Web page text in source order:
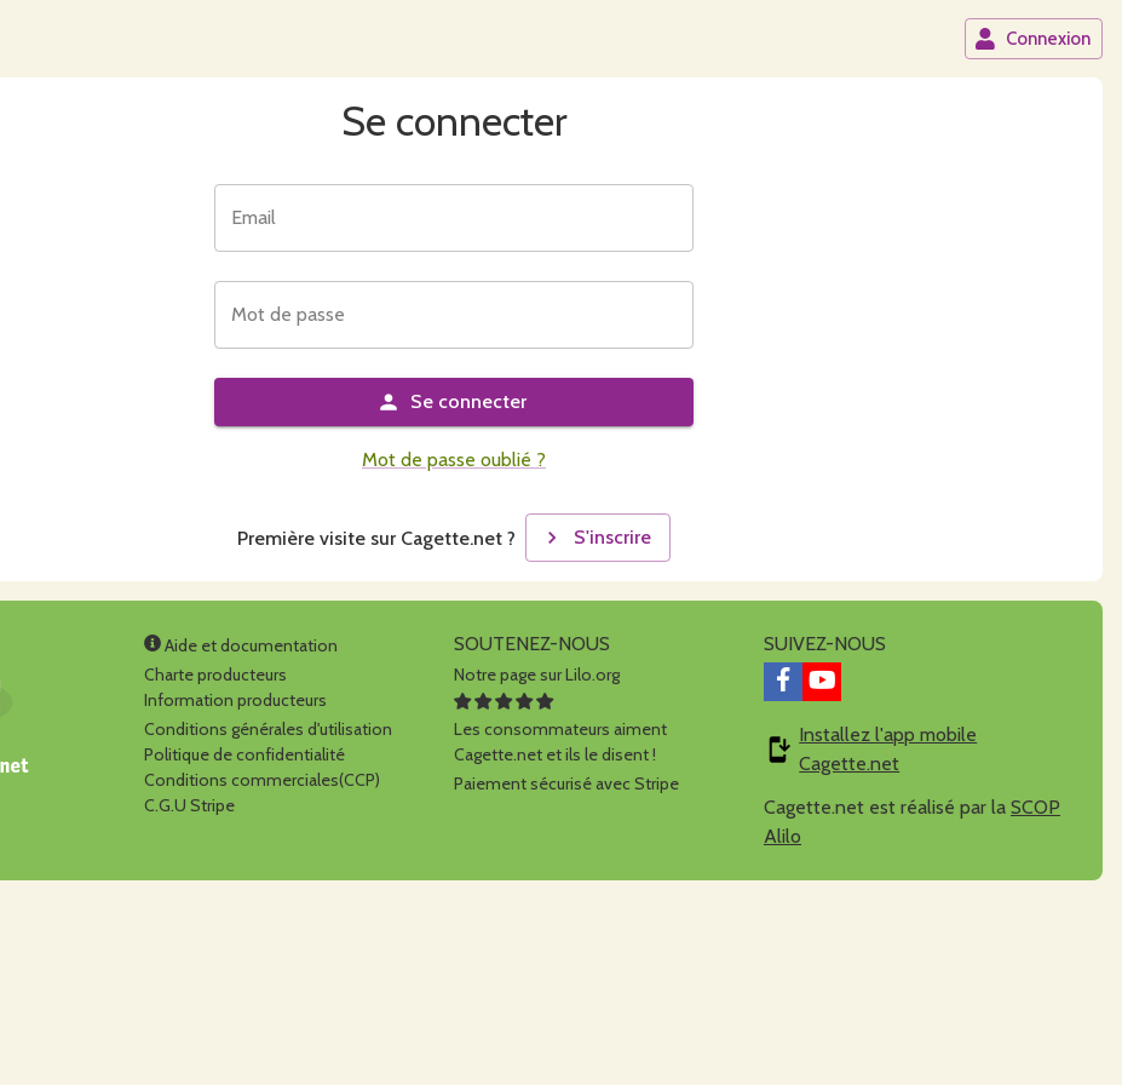
Connexion
Se connecter
Email
Mot de passe
Se connecter
Mot de passe oublié ?
Première visite sur Cagette.net ? S'inscrire
Aide et documentation
Charte producteurs
Information producteurs
Conditions générales d'utilisation
Politique de confidentialité
Conditions commerciales(CCP)
C.G.U Stripe
SOUTENEZ-NOUS
Notre page sur Lilo.org
Les consommateurs aiment
Cagette.net et ils le disent !
Paiement sécurisé avec Stripe
SUIVEZ-NOUS
Installez l'app mobile
Cagette.net
Cagette.net est réalisé par la SCOP
Alilo